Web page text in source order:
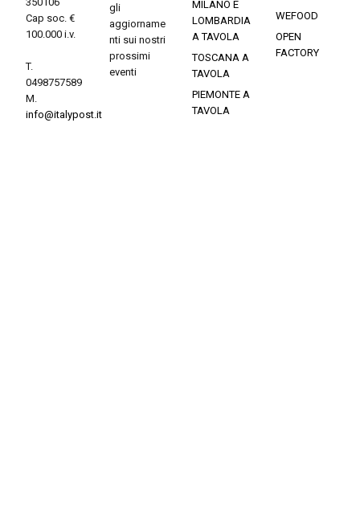
Cap soc. €
100.000 i.v.
T.
0498757589
M.
info@italypost.it
gli
aggiorname
nti sui nostri
prossimi
eventi
MILANO E
LOMBARDIA
A TAVOLA
TOSCANA A
TAVOLA
PIEMONTE A
TAVOLA
WEFOOD
OPEN
FACTORY